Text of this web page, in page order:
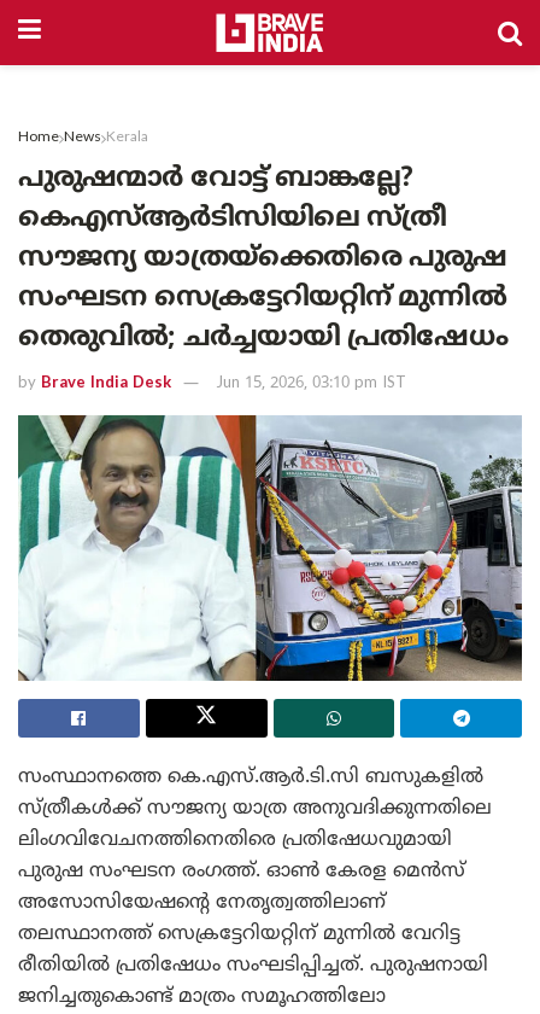
Home News Kerala
പുരുഷന്മാർ വോട്ട് ബാങ്കല്ലേ?
കെഎസ്ആർടിസിയിലെ സ്ത്രീ
സൗജന്യ യാത്രയ്‌ക്കെതിരെ പുരുഷ
സംഘടന സെക്രട്ടേറിയറ്റിന് മുന്നിൽ
തെരുവിൽ; ചർച്ചയായി പ്രതിഷേധം
by Brave India Desk Jun 15, 2026, 03:10 pm IST
സംസ്ഥാനത്തെ കെ.എസ്.ആർ.ടി.സി ബസുകളിൽ
സ്ത്രീകൾക്ക് സൗജന്യ യാത്ര അനുവദിക്കുന്നതിലെ
ലിംഗവിവേചനത്തിനെതിരെ പ്രതിഷേധവുമായി
പുരുഷ സംഘടന രംഗത്ത്. ഓൺ കേരള മെൻസ്
അസോസിയേഷന്റെ നേതൃത്വത്തിലാണ്
തലസ്ഥാനത്ത് സെക്രട്ടേറിയറ്റിന് മുന്നിൽ വേറിട്ട
രീതിയിൽ പ്രതിഷേധം സംഘടിപ്പിച്ചത്. പുരുഷനായി
ജനിച്ചതുകൊണ്ട് മാത്രം സമൂഹത്തിലോ